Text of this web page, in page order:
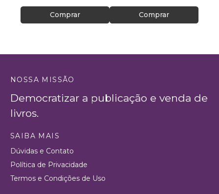
Comprar Comprar
NOSSA MISSÃO
Democratizar a publicação e venda de
livros.
SAIBA MAIS
Dúvidas e Contato
Política de Privacidade
Termos e Condições de Uso